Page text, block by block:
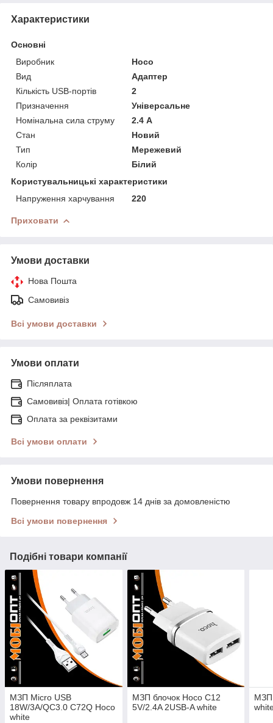
Характеристики
Основні
Виробник
Hoco
Вид
Адаптер
Кількість USB-портів
2
Призначення
Універсальне
Номінальна сила струму
2.4 А
Стан
Новий
Тип
Мережевий
Колір
Білий
Користувальницькі характеристики
Напруження харчування
220
Приховати
Умови доставки
Нова Пошта
Самовивіз
Всі умови доставки
Умови оплати
Післяплата
Самовивіз| Оплата готівкою
Оплата за реквізитами
Всі умови оплати
Умови повернення
Повернення товару впродовж 14 днів за домовленістю
Всі умови повернення
Подібні товари компанії
МЗП Micro USB
18W/3A/QC3.0 C72Q Hoco
white
МЗП блочок Hoco C12
5V/2.4A 2USB-A white
МЗП